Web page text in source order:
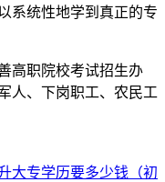
系统性地学到真正的专
高职院校考试招生办
人、下岗职工、农民工
大专学历要多少钱（初